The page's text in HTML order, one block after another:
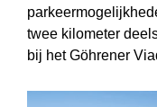
twee kilometer
bij het Göhrener